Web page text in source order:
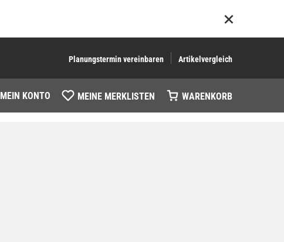
Planungstermin vereinbaren Artikelvergleich
MEIN KONTO MEINE MERKLISTEN WARENKORB